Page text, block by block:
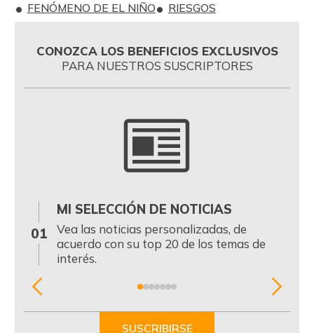
FENÓMENO DE EL NIÑO
RIESGOS
CONOZCA LOS BENEFICIOS EXCLUSIVOS
PARA NUESTROS SUSCRIPTORES
01
MI SELECCIÓN DE NOTICIAS
Vea las noticias personalizadas, de
acuerdo con su top 20 de los temas de
interés.
Item
SUSCRIBIRSE